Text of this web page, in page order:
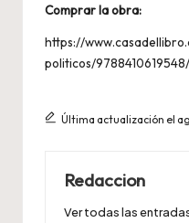
Comprar la obra:
https://
politicos/
Última actualización el
Redaccion
Ver todas las